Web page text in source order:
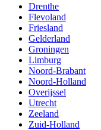
Drenthe
Flevoland
Friesland
Gelderland
Groningen
Limburg
Noord-Brabant
Noord-Holland
Overijssel
Utrecht
Zeeland
Zuid-Holland